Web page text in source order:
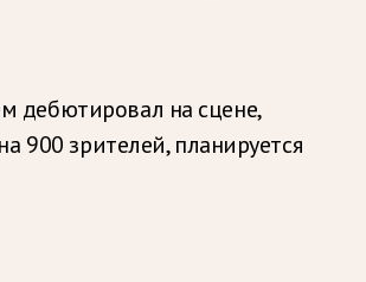
дебютировал на сцене,
900 зрителей, планируется